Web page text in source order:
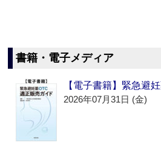
書籍・電子メディア
【電子書籍】緊急避
2026年07月31日 (金)